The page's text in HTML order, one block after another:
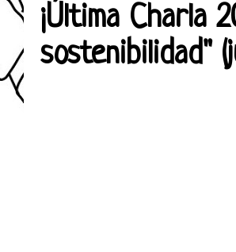
¡Última Charla
sostenibilidad"